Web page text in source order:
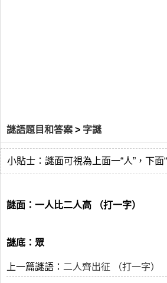
謎語題目和答案 > 字謎
小貼士：謎面可視為上面一“人”，下面“
謎面：一人比二人高 （打一字）
謎底：眾
上一篇謎語： 二人齊出征 （打一字）